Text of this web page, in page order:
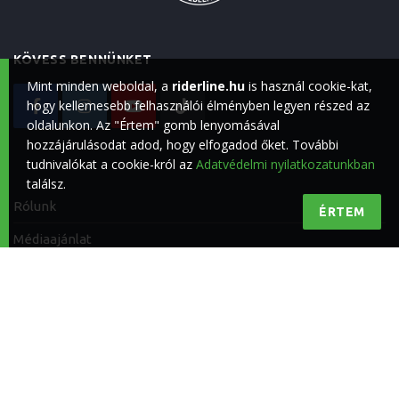
KÖVESS BENNÜNKET
Rólunk
Médiaajánlat
Mint minden weboldal, a riderline.hu is használ cookie-kat,
hogy kellemesebb felhasználói élményben legyen részed az
oldalunkon. Az "Értem" gomb lenyomásával
hozzájárulásodat adod, hogy elfogadod őket. További
tudnivalókat a cookie-król az Adatvédelmi nyilatkozatunkban
találsz.
ÉRTEM